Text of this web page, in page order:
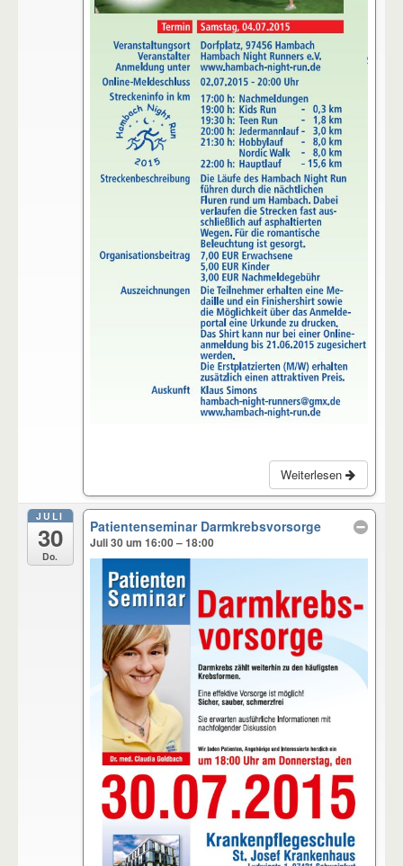
Weiterlesen
JULI
30
Do.
Patientenseminar Darmkrebsvorsorge
Juli 30 um 16:00 – 18:00